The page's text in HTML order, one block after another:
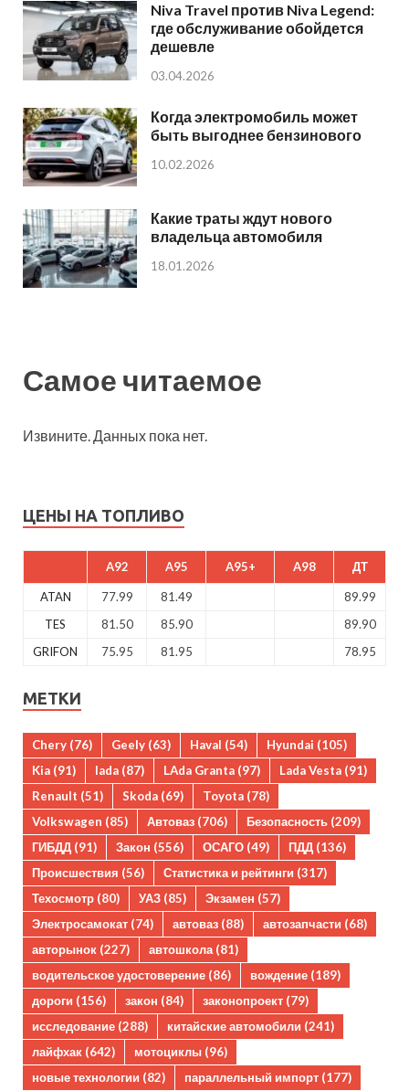
Niva Travel против Niva Legend:
где обслуживание обойдется
дешевле
03.04.2026
Когда электромобиль может
быть выгоднее бензинового
10.02.2026
Какие траты ждут нового
владельца автомобиля
18.01.2026
Самое читаемое
Извините. Данных пока нет.
ЦЕНЫ НА ТОПЛИВО
A92 A95 A95+ A98 ДТ
ATAN 77.99 81.49
89.99
TES
81.50 85.90
89.90
GRIFON
75.95 81.95 78.95
МЕТКИ
Chery (76) Geely (63) Haval (54) Hyundai (105)
Kia (91) lada (87) LAda Granta (97) Lada Vesta (91)
Renault (51) Skoda (69) Toyota (78)
Volkswagen (85) Автоваз (706) Безопасность (209)
ГИБДД (91) Закон (556) ОСАГО (49) ПДД (136)
Происшествия (56) Статистика и рейтинги (317)
Техосмотр (80) УАЗ (85) Экзамен (57)
Электросамокат (74) автоваз (88) автозапчасти (68)
авторынок (227) автошкола(81)
водительское удостоверение (86) вождение (189)
дороги (156) закон (84) законопроект (79)
исследование (288) китайские автомобили (241)
лайфхак (642) мотоциклы (96)
новые технологии (82) параллельный импорт (177)